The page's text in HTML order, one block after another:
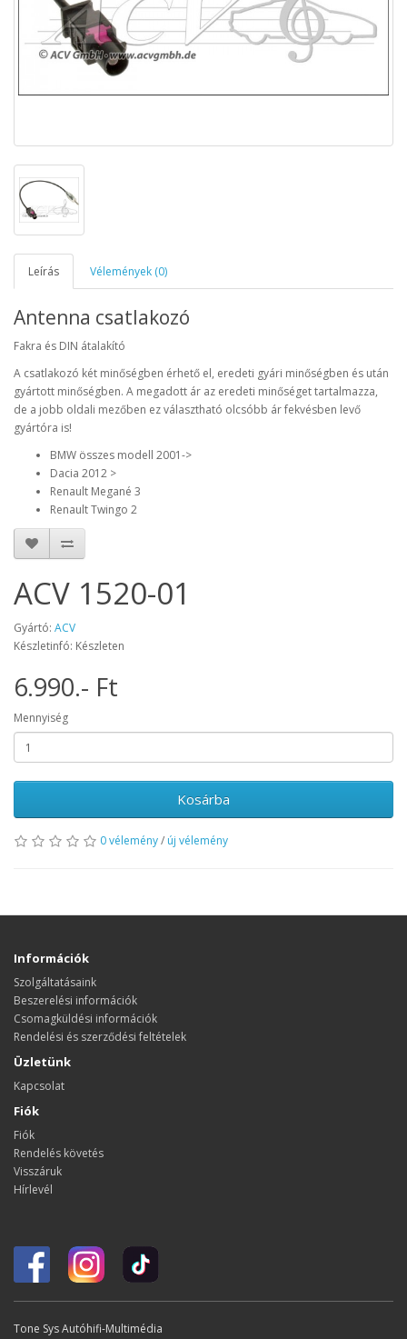
Leírás Vélemények (0)
Antenna csatlakozó
Fakra és DIN átalakító
A csatlakozó két minőségben érhető el, eredeti gyári minőségben és után
gyártott minőségben. A megadott ár az eredeti minőséget tartalmazza,
de a jobb oldali mezőben ez választható olcsóbb ár fekvésben levő
gyártóra is!
BMW összes modell 2001->
Dacia 2012 >
Renault Megané 3
Renault Twingo 2
ACV 1520-01
Gyártó: ACV
Készletinfó: Készleten
6.990.- Ft
Mennyiség
Kosárba
0 vélemény/ új vélemény
Információk
Szolgáltatásaink
Beszerelési információk
Csomagküldési információk
Rendelési és szerződési feltételek
Üzletünk
Kapcsolat
Fiók
Fiók
Rendelés követés
Visszáruk
Hírlevél
Tone Sys Autóhifi-Multimédia